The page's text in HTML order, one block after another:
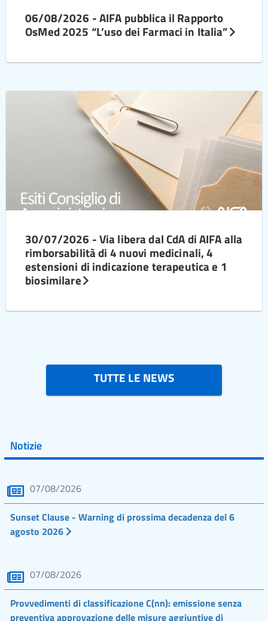
06/08/2026 - AIFA pubblica il Rapporto
OsMed 2025 “L’uso dei Farmaci in Italia”
30/07/2026 - Via libera dal CdA di AIFA alla
rimborsabilità di 4 nuovi medicinali, 4
estensioni di indicazione terapeutica e 1
biosimilare
TUTTE LE NEWS
Notizie
07/08/2026
Sunset Clause - Warning di prossima decadenza del 6
agosto 2026
07/08/2026
Provvedimenti di classificazione C(nn): emissione senza
preventiva approvazione delle misure aggiuntive di